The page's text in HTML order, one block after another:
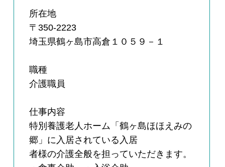
所在地
〒350-2223
埼玉県鶴ヶ島市高倉１０５９－１
職種
介護職員
仕事内容
特別養護老人ホーム「鶴ヶ島ほほえみの
郷」に入居されている入居
者様の介護全般を担っていただきます。